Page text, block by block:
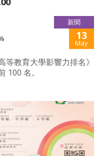
新聞
13
May
教育大學影響力排名》
100 名。